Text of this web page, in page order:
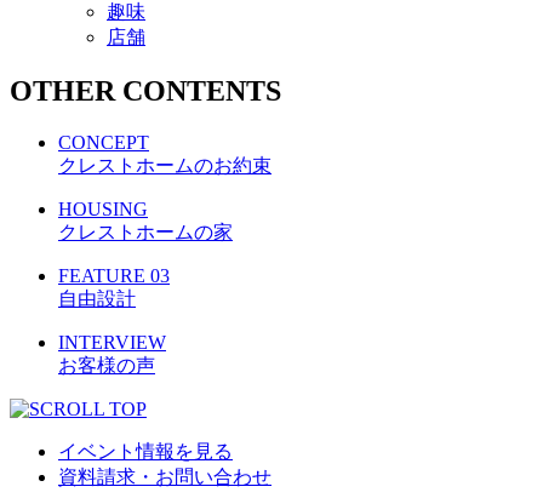
趣味
店舗
OTHER CONTENTS
CONCEPT
クレストホームのお約束
HOUSING
クレストホームの家
FEATURE 03
自由設計
INTERVIEW
お客様の声
イベント情報を見る
資料請求・お問い合わせ